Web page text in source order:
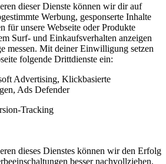
dieser Dienste können wir dir auf
Werbung, gesponserte Inhalte
für unsere Webseite oder Produkte
Surf- und Einkaufsverhalten anzeigen
messen. Mit deiner Einwilligung setzen
folgende Drittdienste ein:
Advertising, Klickbasierte
Ads Defender
Tracking
dieses Dienstes können wir den Erfolg
besser nachvollziehen,